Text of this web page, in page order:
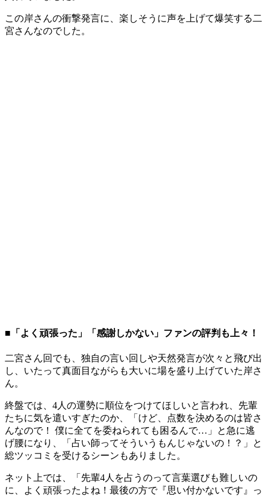
この岸さんの衝撃発言に、楽しそうに声を上げて爆笑する二
宮さんなのでした。
■「よく頑張った」「感謝しかない」ファンの評判も上々！
二宮さん回でも、独自の言い回しや天然発言が次々と飛び出
し、いたって真面目ながらも大いに場を盛り上げていた岸さ
ん。
終盤では、4人の運勢に順位をつけてほしいと言われ、先輩
たちに気を遣いすぎたのか、「けど、点数を決めるのは皆さ
んなので！ 僕に全てを委ねられても困るんで…」と急に逃
げ腰になり、「占い師ってそういうもんじゃないの！？」と
総ツッコミを受けるシーンもありました。
ネット上では、「先輩4人を占うのって言葉選びも難しいの
に、よく頑張ったよね！最後の方で『思い付かないです』っ